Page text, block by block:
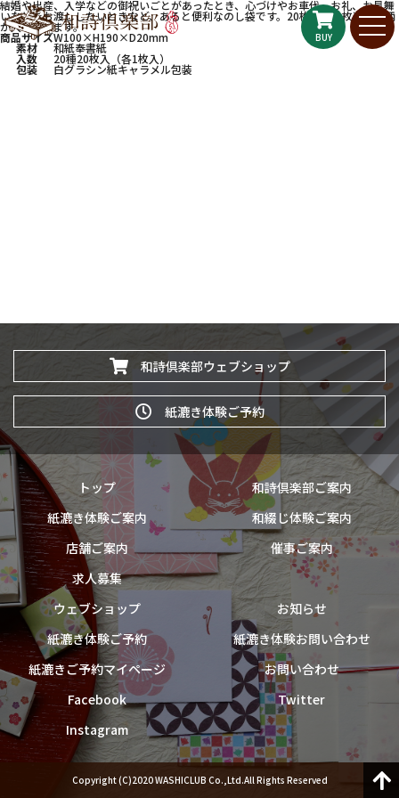
BUY
結婚や出産、入学などの御祝いごとがあったとき、心づけやお車代、お礼、お見舞
いなどをお渡ししたいときなど、あると便利なのし袋です。20枚一枚一枚違う絵柄
が入っています。
商品サイズW100×H190×D20mm
素材 和紙奉書紙
入数 20種20枚入（各1枚入）
包装 白グラシン紙キャラメル包装
和詩倶楽部ウェブショップ
紙漉き体験ご予約
トップ
和詩倶楽部ご案内
紙漉き体験ご案内
和綴じ体験ご案内
店舗ご案内
催事ご案内
求人募集
ウェブショップ
お知らせ
紙漉き体験ご予約
紙漉き体験お問い合わせ
紙漉きご予約マイページ
お問い合わせ
Facebook
Twitter
Instagram
Copyright (C)2020 WASHICLUB Co.,Ltd.All Rights Reserved